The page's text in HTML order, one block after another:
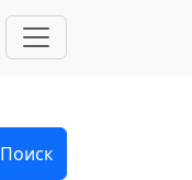
Поиск